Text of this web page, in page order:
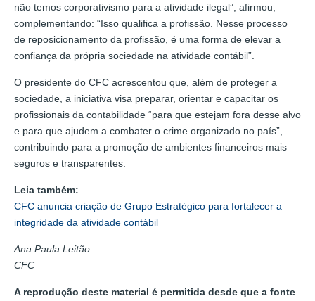
não temos corporativismo para a atividade ilegal”, afirmou,
complementando: “Isso qualifica a profissão. Nesse processo
de reposicionamento da profissão, é uma forma de elevar a
confiança da própria sociedade na atividade contábil”.
O presidente do CFC acrescentou que, além de proteger a
sociedade, a iniciativa visa preparar, orientar e capacitar os
profissionais da contabilidade “para que estejam fora desse alvo
e para que ajudem a combater o crime organizado no país”,
contribuindo para a promoção de ambientes financeiros mais
seguros e transparentes.
Leia também:
CFC anuncia criação de Grupo Estratégico para fortalecer a
integridade da atividade contábil
Ana Paula Leitão
CFC
A reprodução deste material é permitida desde que a fonte